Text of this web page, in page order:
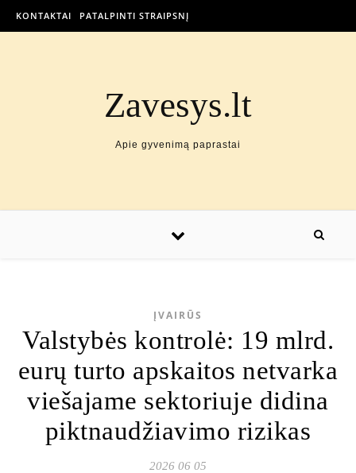
KONTAKTAI PATALPINTI STRAIPSNĮ
Zavesys.lt
Apie gyvenimą paprastai
ĮVAIRŪS
Valstybės kontrolė: 19 mlrd.
eurų turto apskaitos netvarka
viešajame sektoriuje didina
piktnaudžiavimo rizikas
2026 06 05